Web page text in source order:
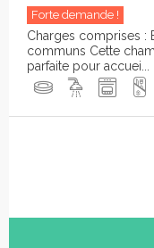
Forte demande !
Charges comprises :
communs Cette
parfaite pour accuei...